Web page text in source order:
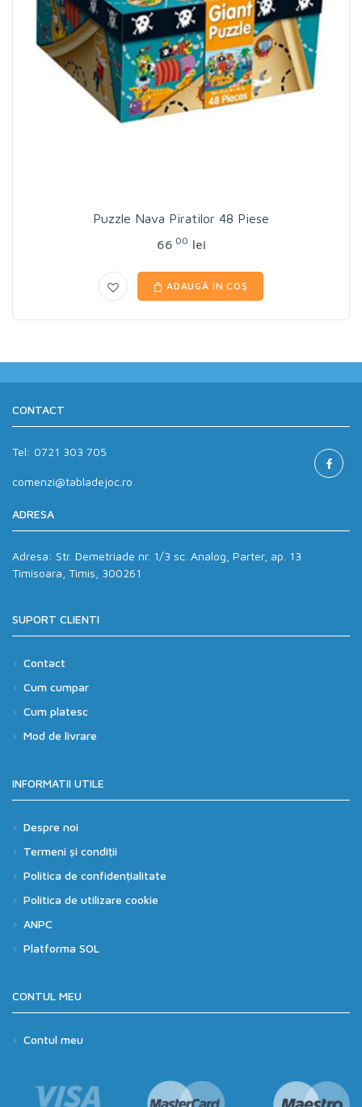
Puzzle Nava Piratilor 48 Piese
66 00 lei
ADAUGĂ ÎN COȘ
CONTACT
Tel: 0721 303 705
comenzi@tabladejoc.ro
ADRESA
Adresa: Str. Demetriade nr. 1/3 sc. Analog, Parter, ap. 13
Timisoara, Timis, 300261
SUPORT CLIENTI
Contact
Cum cumpar
Cum platesc
Mod de livrare
INFORMATII UTILE
Despre noi
Termeni și condiții
Politica de confidențialitate
Politica de utilizare cookie
ANPC
Platforma SOL
CONTUL MEU
Contul meu